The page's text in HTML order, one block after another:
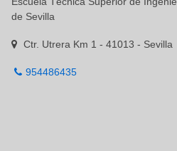
de Sevilla
Ctr. Utrera Km 1 - 41013 - Sevilla
954486435